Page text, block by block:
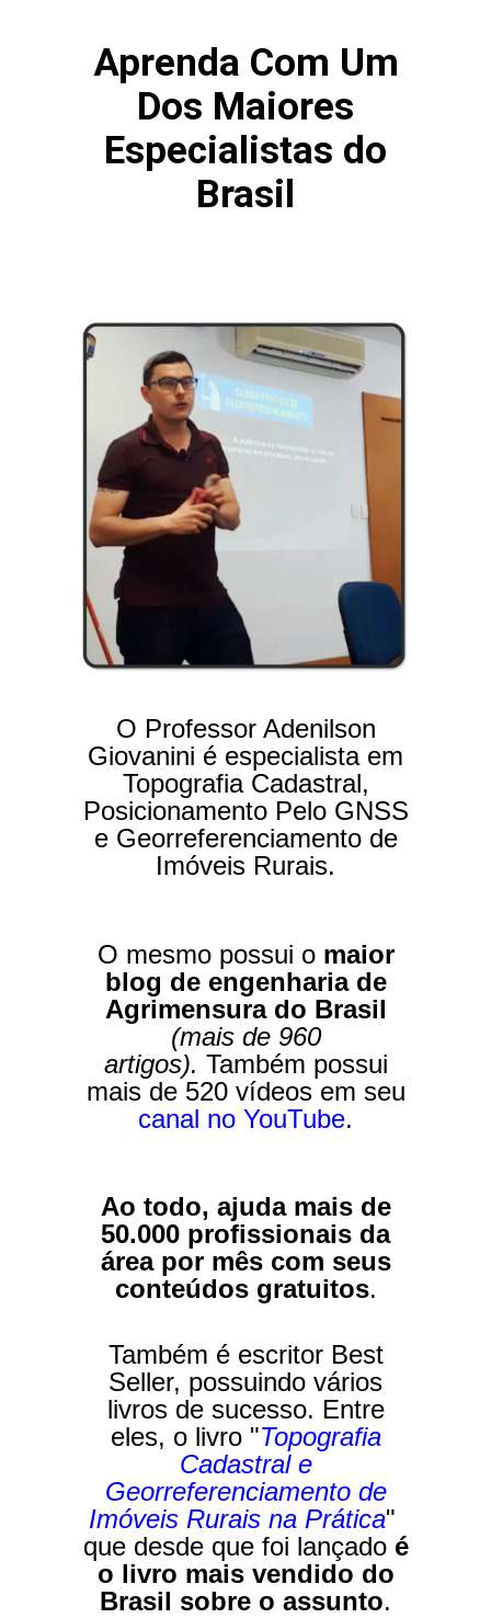
Aprenda Com Um
Dos Maiores
Especialistas do
Brasil
O Professor Adenilson
Giovanini é especialista em
Topografia Cadastral,
Posicionamento Pelo GNSS
e Georreferenciamento de
Imóveis Rurais.
O mesmo possui o maior
blog de engenharia de
Agrimensura do Brasil
(mais de 960
artigos). Também possui
mais de 520 vídeos em seu
canal no YouTube.
Ao todo, ajuda mais de
50.000 profissionais da
área por mês com seus
conteúdos gratuitos.
Também é escritor Best
Seller, possuindo vários
livros de sucesso. Entre
eles, o livro "Topografia
Cadastral e
Georreferenciamento de
Imóveis Rurais na Prática"
que desde que foi lançado é
o livro mais vendido do
Brasil sobre o assunto.